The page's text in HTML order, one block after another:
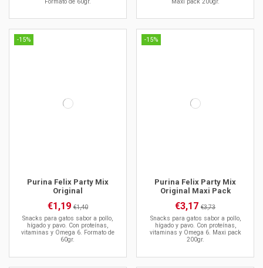
-15%
Purina Felix Party Mix
Original
€1,19 €1,40
Snacks para gatos sabor a pollo,
hígado y pavo. Con proteínas,
vitaminas y Omega 6. Formato de
60gr.
-15%
Purina Felix Party Mix
Original Maxi Pack
€3,17€3,73
Snacks para gatos sabor a pollo,
hígado y pavo. Con proteínas,
vitaminas y Omega 6. Maxi pack
200gr.